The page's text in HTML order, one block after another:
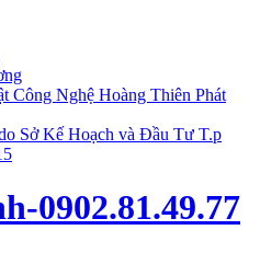
Nghệ Hoàng Thiên Phát
Sở Kế Hoạch và Đầu Tư T.p